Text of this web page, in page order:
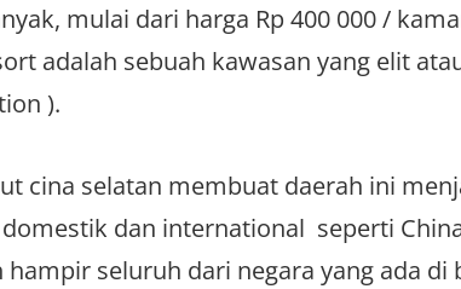
mulai dari harga Rp 400 000 /
adalah sebuah kawasan yang elit
).
cina selatan membuat daerah ini
dan international seperti
seluruh dari negara yang ada